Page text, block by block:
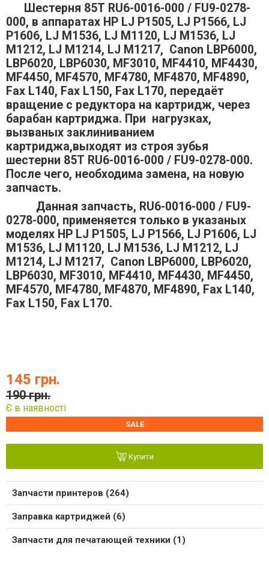
Шестерня 85Т RU6-0016-000 / FU9-0278-
000, в аппаратах HP LJ P1505, LJ P1566, LJ
P1606, LJ M1536, LJ M1120, LJ M1536, LJ
M1212, LJ M1214, LJ M1217, Canon LBP6000,
LBP6020, LBP6030, MF3010, MF4410, MF4430,
MF4450, MF4570, MF4780, MF4870, MF4890,
Fax L140, Fax L150, Fax L170, передаёт
вращение с редуктора на картридж, через
барабан картриджа. При нагрузках,
вызваных заклиниванием
картриджа,выходят из строя зубья
шестерни 85Т RU6-0016-000 / FU9-0278-000.
После чего, необходима замена, на новую
запчасть.
Данная запчасть, RU6-0016-000 / FU9-
0278-000, применяется только в указаных
моделях HP LJ P1505, LJ P1566, LJ P1606, LJ
M1536, LJ M1120, LJ M1536, LJ M1212, LJ
M1214, LJ M1217, Canon LBP6000, LBP6020,
LBP6030, MF3010, MF4410, MF4430, MF4450,
MF4570, MF4780, MF4870, MF4890, Fax L140,
Fax L150, Fax L170.
145 грн.
190 грн.
Є в наявності
SALE
Купити
Запчасти принтеров (264)
Заправка картриджей (6)
Запчасти для печатающей техники (1)